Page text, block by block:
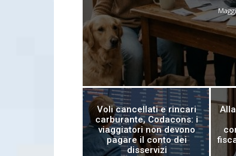
Voli cancellati e rincari
carburante, Codacons: i
viaggiatori non devono
pagare il conto dei
disservizi